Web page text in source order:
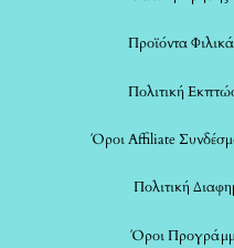
Προϊόντα
Πολιτική
Όροι Affiliate
Πολιτική
Όροι